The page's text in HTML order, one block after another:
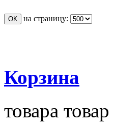
на страницу:
Корзина
товара товар